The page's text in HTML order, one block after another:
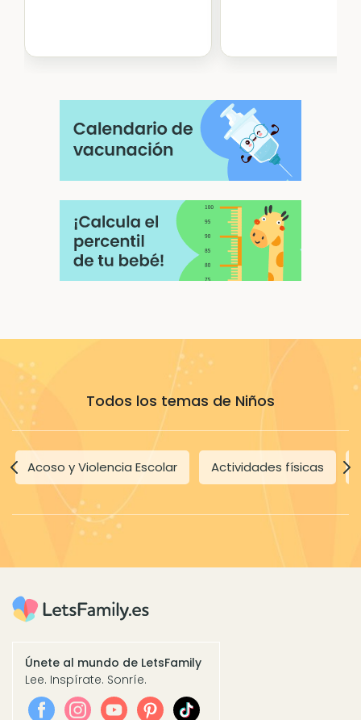
Todos los temas de Niños
Acoso y Violencia Escolar Actividades físicas
Únete al mundo de LetsFamily
Lee. Inspírate. Sonríe.